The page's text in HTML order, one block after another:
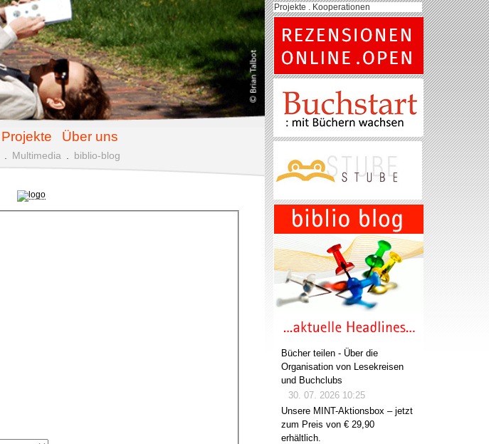
Projekte Über uns
Multimedia biblio-blog
Projekte . Kooperationen
Bücher teilen - Über die
Organisation von Lesekreisen
und Buchclubs
30. 07. 2026 10:25
Unsere MINT-Aktionsbox – jetzt
zum Preis von € 29,90
erhältlich.